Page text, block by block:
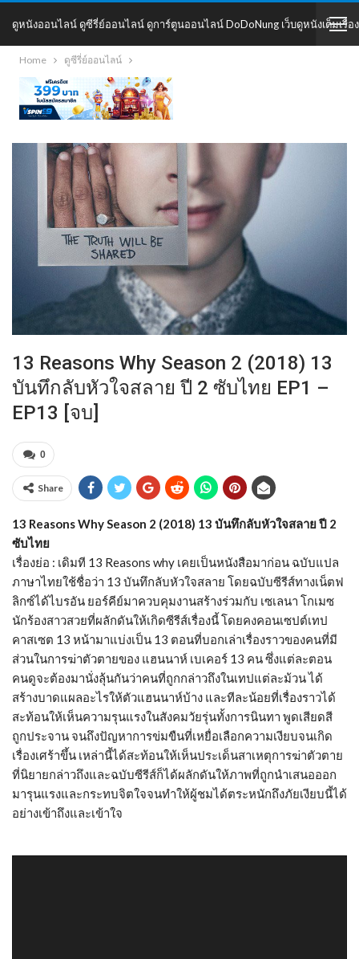
ดูหนังออนไลน์ ดูซีรี่ย์ออนไลน์ ดูการ์ตูนออนไลน์ DoDoNung เว็บดูหนังเต็มเรื่อง
DoDoNung
Home ดูซีรี่ย์ออนไลน์
13 Reasons Why Season 2 (2018) 13
บันทึกลับหัวใจสลาย ปี 2 ซับไทย EP1 –
EP13 [จบ]
0
Share
13 Reasons Why Season 2 (2018) 13 บันทึกลับหัวใจสลาย ปี 2
ซับไทย
เรื่องย่อ : เดิมที 13 Reasons why เคยเป็นหนังสือมาก่อน ฉบับแปล
ภาษาไทยใช้ชื่อว่า 13 บันทึกลับหัวใจสลาย โดยฉบับซีรีส์ทางเน็ตฟ
ลิกซ์ได้ไบรอัน ยอร์คีย์มาควบคุมงานสร้างร่วมกับ เซเลนา โกเมซ
นักร้องสาวสวยที่ผลักดันให้เกิดซีรีส์เรื่องนี้ โดยคงคอนเซปต์เทป
คาสเซต 13 หน้ามาแบ่งเป็น 13 ตอนที่บอกเล่าเรื่องราวของคนที่มี
ส่วนในการฆ่าตัวตายของ แฮนนาห์ เบเคอร์ 13 คน ซึ่งแต่ละตอน
คนดูจะต้องมานั่งลุ้นกันว่าคนที่ถูกกล่าวถึงในเทปแต่ละม้วน ได้
สร้างบาดแผลอะไรให้ตัวแฮนนาห์บ้าง และทีละน้อยที่เรื่องราวได้
สะท้อนให้เห็นความรุนแรงในสังคมวัยรุ่นทั้งการนินทา พูดเสียดสี
ถูกประจาน จนถึงปัญหาการข่มขืนที่เหยื่อเลือกความเงียบจนเกิด
เรื่องเศร้าขึ้น เหล่านี้ได้สะท้อนให้เห็นประเด็นสาเหตุการฆ่าตัวตาย
ที่นิยายกล่าวถึงและฉบับซีรีส์ก็ได้ผลักดันให้ภาพที่ถูกนำเสนอออก
มารุนแรงและกระทบจิตใจจนทำให้ผู้ชมได้ตระหนักถึงภัยเงียบนี้ได้
อย่างเข้าถึงและเข้าใจ